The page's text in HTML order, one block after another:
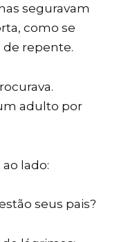
seguravam
como se
de repente.
adulto por
lado:
seus pais?